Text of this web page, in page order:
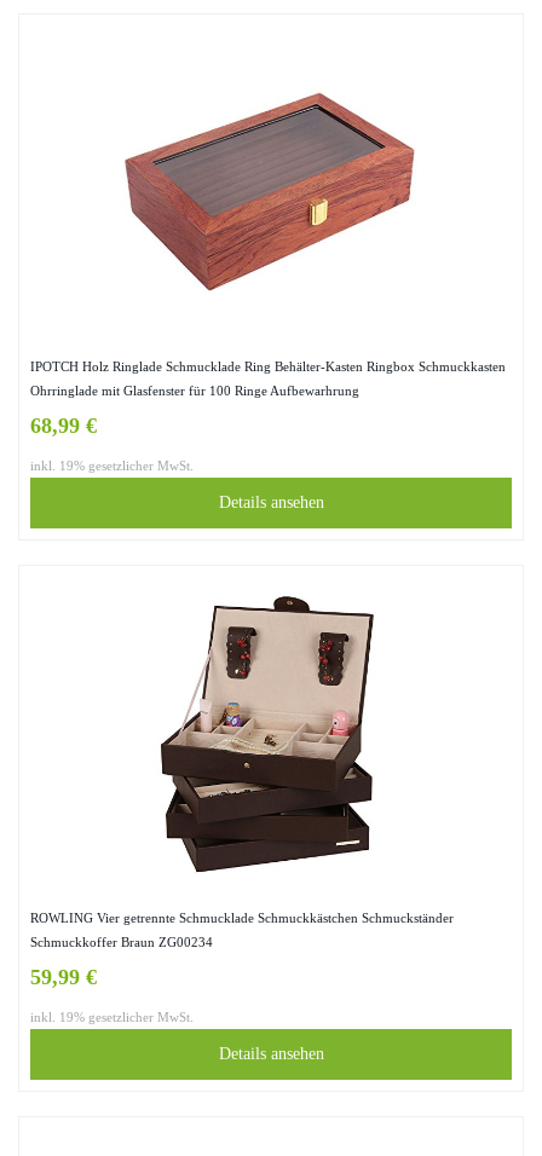
IPOTCH Holz Ringlade Schmucklade Ring Behälter-Kasten Ringbox Schmuckkasten
Ohrringlade mit Glasfenster für 100 Ringe Aufbewarhrung
68,99 €
inkl. 19% gesetzlicher MwSt.
Details ansehen
ROWLING Vier getrennte Schmucklade Schmuckkästchen Schmuckständer
Schmuckkoffer Braun ZG00234
59,99 €
inkl. 19% gesetzlicher MwSt.
Details ansehen